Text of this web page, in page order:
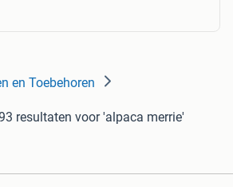
en Toebehoren
resultaten voor 'alpaca merrie'